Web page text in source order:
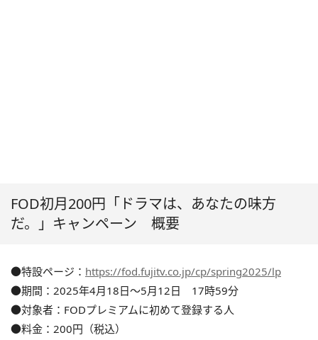
FOD初月200円「ドラマは、あなたの味方
だ。」キャンペーン 概要
●特設ページ： https://fod.fujitv.co.jp/cp/spring2025/lp
●期間：2025年4月18日〜5月12日 17時59分
●対象者：FODプレミアムに初めて登録する人
●料金：200円（税込）